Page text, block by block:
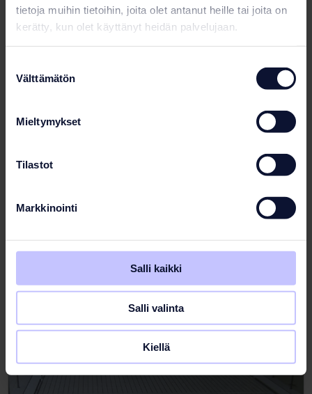
tietoja muihin tietoihin, joita olet antanut heille tai joita on
kerätty, kun olet käyttänyt heidän palvelujaan.
valinta
Välttämätön
Mieltymykset
Tilastot
Markkinointi
Salli kaikki
Salli valinta
Kiellä